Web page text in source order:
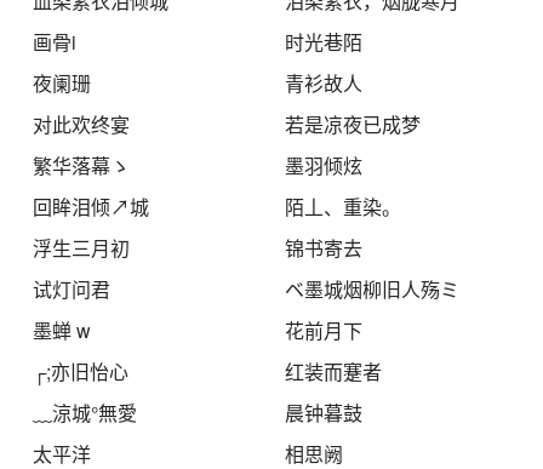
画骨i
时光巷陌
夜阑珊
青衫故人
对此欢终宴
若是凉夜已成梦
繁华落幕ゝ
墨羽倾炫
回眸泪倾↗城
陌丄、重染。
浮生三月初
锦书寄去
试灯问君
ベ墨城烟柳旧人殇ミ
墨蝉 w
花前月下
┌;亦旧怡心
红装而蹇者
﹏涼城°無愛
晨钟暮鼓
太平洋
相思阙